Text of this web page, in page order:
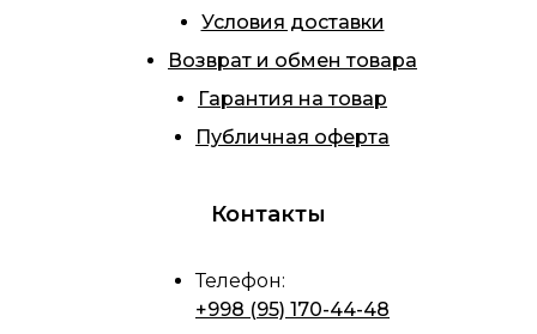
Условия доставки
Возврат и обмен товара
Гарантия на товар
Публичная оферта
Контакты
Телефон:
+998 (95) 170-44-48